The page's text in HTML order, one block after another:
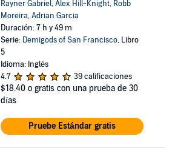
Rayner Gabriel,Alex Hill-Knight, Robb
Moreira,Adrian Garcia
Duración: 7 h y 49 m
Serie: Demigods of San Francisco, Libro
5
Idioma: Inglés
4.7
39 calificaciones
$18.40 o gratis con una prueba de 30
días
Pruebe Estándar gratis